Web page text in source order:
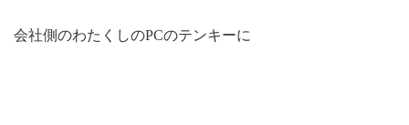
会社側のわたくしのPCのテンキーに